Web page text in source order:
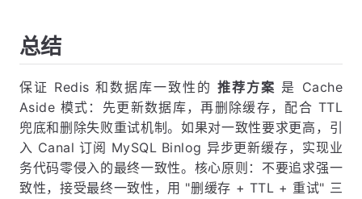
总结
保证 Redis 和数据库一致性的推荐方案 是 Cache
Aside 模式：先更新数据库，再删除缓存，配合 TTL
兜底和删除失败重试机制。如果对一致性要求更高，引
入 Canal 订阅 MySQL Binlog 异步更新缓存，实现业
务代码零侵入的最终一致性。核心原则：不要追求强一
致性，接受最终一致性，用 "删缓存 + TTL + 重试" 三